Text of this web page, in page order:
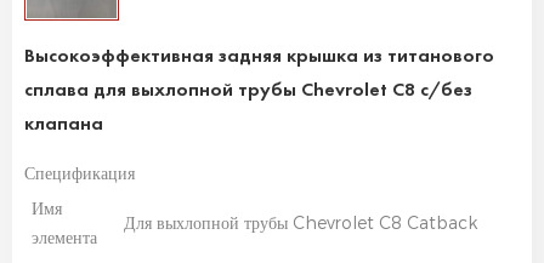
Высокоэффективная задняя крышка из титанового
сплава для выхлопной трубы Chevrolet C8 с/без
клапана
Спецификация
Имя
элемента
Для выхлопной трубы Chevrolet C8 Catback